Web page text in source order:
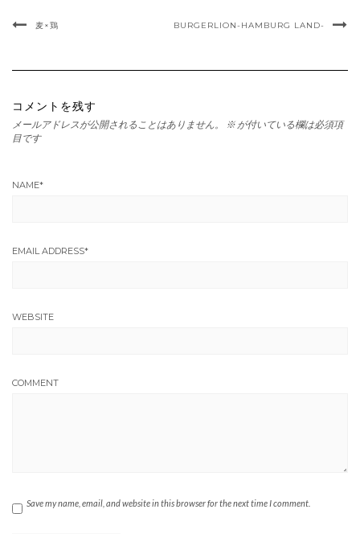
麦×鶏 BURGERLION-HAMBURG LAND-
コメントを残す
メールアドレスが公開されることはありません。 ※ が付いている欄は必須項
目です
NAME*
EMAIL ADDRESS*
WEBSITE
COMMENT
Save my name, email, and website in this browser for the next time I comment.